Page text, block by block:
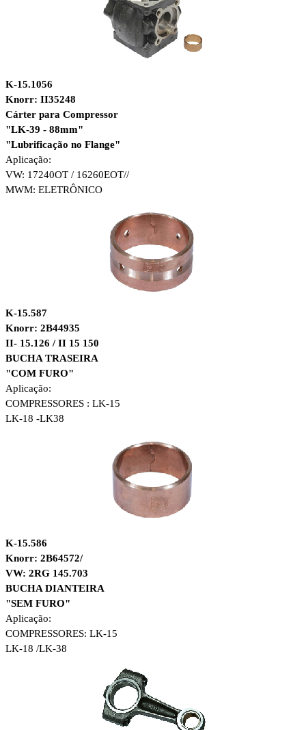
K-15.1056
Knorr: II35248
Cárter para Compressor
"LK-39 - 88mm"
"Lubrificação no Flange"
Aplicação:
VW: 17240OT / 16260EOT//
MWM: ELETRÔNICO
K-15.587
Knorr: 2B44935
II- 15.126 / II 15 150
BUCHA TRASEIRA
"COM FURO"
Aplicação:
COMPRESSORES : LK-15
LK-18 -LK38
K-15.586
Knorr: 2B64572/
VW: 2RG 145.703
BUCHA DIANTEIRA
"SEM FURO"
Aplicação:
COMPRESSORES: LK-15
LK-18 /LK-38